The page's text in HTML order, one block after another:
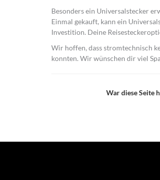
Besonders ein Universalstecker
Einmal gekauft, kann ein
Investition. Deine
Wir hoffen, dass stromtechnisch
konnten. Wir wünschen dir viel
War diese Seite